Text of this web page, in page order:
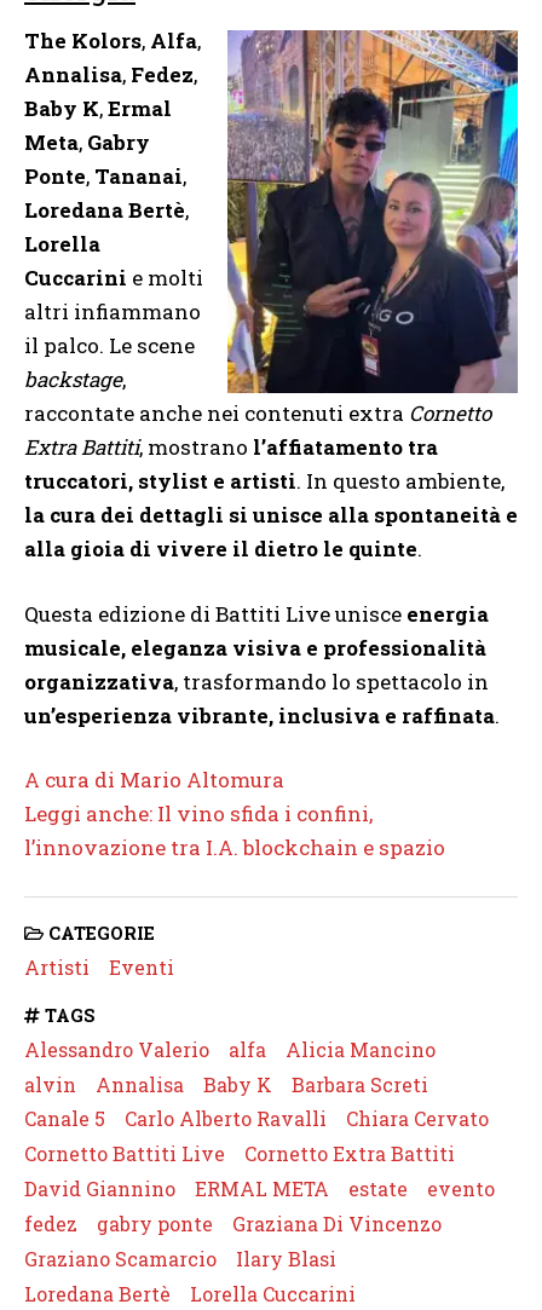
The Kolors, Alfa,
Annalisa, Fedez,
Baby K,Ermal
Meta, Gabry
Ponte, Tananai,
Loredana Bertè,
Lorella
Cuccarini e molti
altri infiammano
il palco. Le scene
backstage,
raccontate anche nei contenuti extra Cornetto
Extra Battiti, mostrano l’affiatamento tra
truccatori, stylist e artisti. In questo ambiente,
la cura dei dettagli si unisce alla spontaneità e
alla gioia di vivere il dietro le quinte.
Questa edizione di Battiti Live unisce energia
musicale, eleganza visiva e professionalità
organizzativa, trasformando lo spettacolo in
un’esperienza vibrante, inclusiva e raffinata.
A cura di Mario Altomura
Leggi anche: Il vino sfida i confini,
l’innovazione tra I.A. blockchain e spazio
CATEGORIE
Artisti Eventi
TAGS
Alessandro Valerio alfa
Alicia Mancino
alvin
Annalisa Baby K
Barbara Screti
Canale 5
Carlo Alberto Ravalli
Chiara Cervato
Cornetto Battiti Live
Cornetto Extra Battiti
David Giannino
ERMAL META estate
evento
fedez
gabry ponte
Graziana Di Vincenzo
Graziano Scamarcio
Ilary Blasi
Loredana Bertè
Lorella Cuccarini